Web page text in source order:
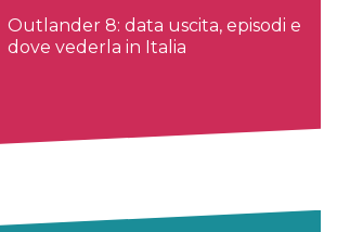
Outlander 8: data uscita, episodi e
dove vederla in Italia